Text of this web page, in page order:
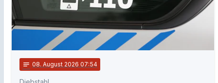
notes 08. August 2026 07:54